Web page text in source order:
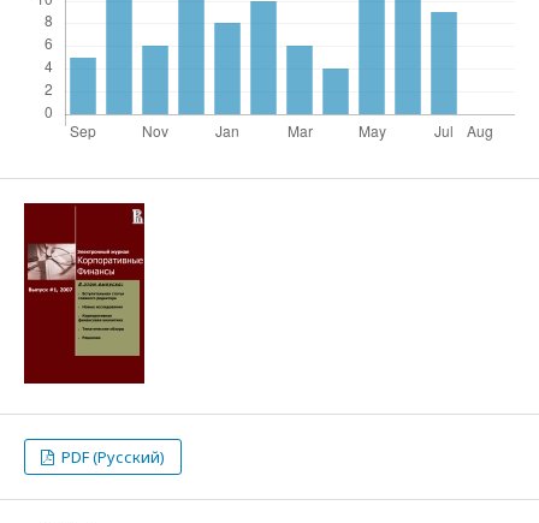
PDF (Русский)